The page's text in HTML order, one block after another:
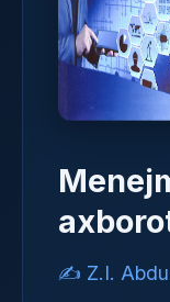
✍️ Z.I.